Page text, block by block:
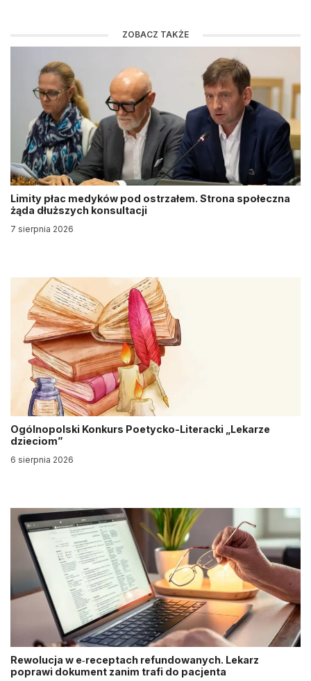
ZOBACZ TAKŻE
Limity płac medyków pod ostrzałem. Strona społeczna
żąda dłuższych konsultacji
7 sierpnia 2026
Ogólnopolski Konkurs Poetycko-Literacki „Lekarze
dzieciom”
6 sierpnia 2026
Rewolucja w e‑receptach refundowanych. Lekarz
poprawi dokument zanim trafi do pacjenta